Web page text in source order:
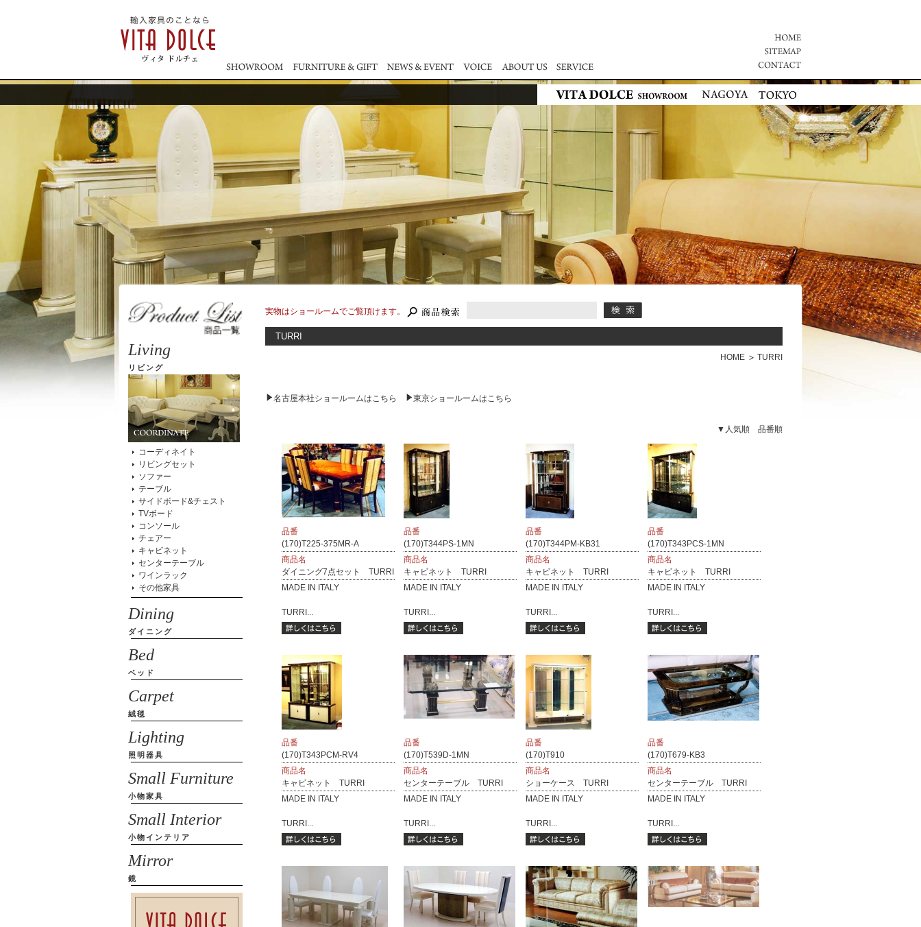
実物はショールームでご覧頂けます。
TURRI
HOME TURRI
名古屋本社ショールームはこちら 東京ショールームはこちら
▼人気順 品番順
品番
(170)T225-375MR-A
商品名
ダイニング7点セット TURRI
MADE IN ITALY
TURRI...
品番
(170)T344PS-1MN
商品名
キャビネット TURRI
MADE IN ITALY
TURRI...
品番
(170)T344PM-KB31
商品名
キャビネット TURRI
MADE IN ITALY
TURRI...
品番
(170)T343PCS-1MN
商品名
キャビネット TURRI
MADE IN ITALY
TURRI...
品番
(170)T343PCM-RV4
商品名
キャビネット TURRI
MADE IN ITALY
TURRI...
品番
(170)T539D-1MN
商品名
センターテーブル TURRI
MADE IN ITALY
TURRI...
品番
(170)T910
商品名
ショーケース TURRI
MADE IN ITALY
TURRI...
品番
(170)T679-KB3
商品名
センターテーブル TURRI
MADE IN ITALY
TURRI...
Living
リビング
コーディネイト
リビングセット
ソファー
テーブル
サイドボード&チェスト
TVボード
コンソール
チェアー
キャビネット
センターテーブル
ワインラック
その他家具
Dining
ダイニング
Bed
ベッド
Carpet
絨毯
Lighting
照明器具
Small Furniture
小物家具
Small Interior
小物インテリア
Mirror
鏡